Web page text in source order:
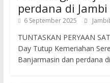
perdana di Jambi
6 September 2025
TUNTASKAN PERYAAN
Day Tutup Kemeriahan
Banjarmasin dan perdana